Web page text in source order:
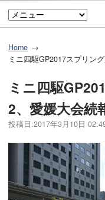
Home
ミニ四駆GP2017スプリン
ミニ四駆
2、愛媛大会続
投稿日:2017年3月10日